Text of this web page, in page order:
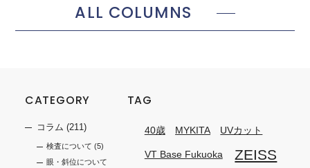
ALL COLUMNS
CATEGORY
コラム (211)
検査について (5)
眼・斜位について
TAG
40歳 MYKITA UVカット
VT Base Fukuoka ZEISS